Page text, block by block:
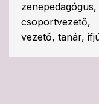
vezető, tanár,